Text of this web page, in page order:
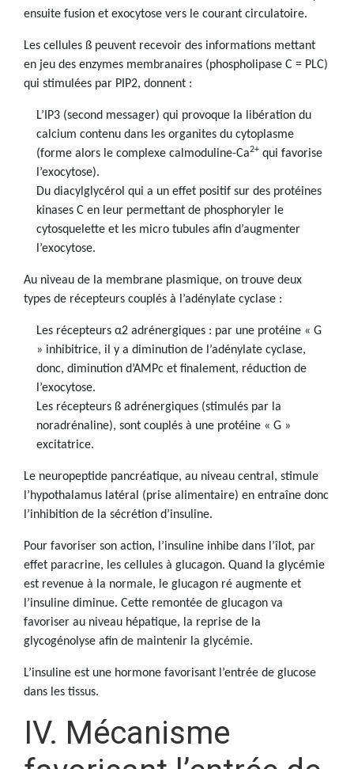
ensuite fusion et exocytose vers le courant circulatoire.
Les cellules ß peuvent recevoir des informations mettant
en jeu des enzymes membranaires (phospholipase C = PLC)
qui stimulées par PIP2, donnent :
L’IP3 (second messager) qui provoque la libération du
calcium contenu dans les organites du cytoplasme
(forme alors le complexe calmoduline-Ca2+ qui favorise
l’exocytose).
Du diacylglycérol qui a un effet positif sur des protéines
kinases C en leur permettant de phosphoryler le
cytosquelette et les micro tubules afin d’augmenter
l’exocytose.
Au niveau de la membrane plasmique, on trouve deux
types de récepteurs couplés à l’adénylate cyclase :
Les récepteurs α2 adrénergiques : par une protéine « G
» inhibitrice, il y a diminution de l’adénylate cyclase,
donc, diminution d’AMPc et finalement, réduction de
l’exocytose.
Les récepteurs ß adrénergiques (stimulés par la
noradrénaline), sont couplés à une protéine « G »
excitatrice.
Le neuropeptide pancréatique, au niveau central, stimule
l’hypothalamus latéral (prise alimentaire) en entraîne donc
l’inhibition de la sécrétion d’insuline.
Pour favoriser son action, l’insuline inhibe dans l’îlot, par
effet paracrine, les cellules à glucagon. Quand la glycémie
est revenue à la normale, le glucagon ré augmente et
l’insuline diminue. Cette remontée de glucagon va
favoriser au niveau hépatique, la reprise de la
glycogénolyse afin de maintenir la glycémie.
L’insuline est une hormone favorisant l’entrée de glucose
dans les tissus.
IV. Mécanisme